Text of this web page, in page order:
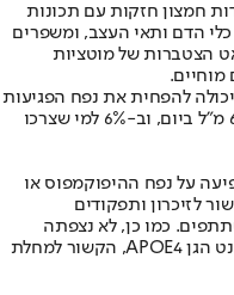
חמצון חזקות עם תכונות
כלי הדם ותאי העצב, ומשפרים
הצטברות של מוטציות
להפחית את נפח הפגיעות
בחומר הלבן ב-3% למשתתפים ששתו 600 מ"ל ביום, וב-6% למי שצרכו
על נפח ההיפוקמפוס או
לזיכרון ותפקודים
כמו כן, לא נצפתה
השפעה משמעותית בקרב אנשים עם וריאנט הגן APOE4, הקשור למחלת